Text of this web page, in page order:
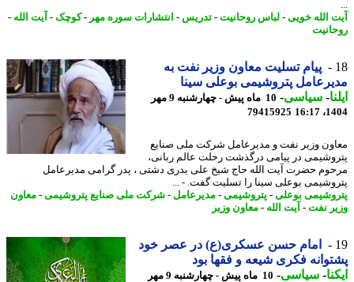
الله خویی-لباس روحانیت-تدریس -انتشارات سوره مهر-کوچک-آیت الله-
پیام تسلیت معاون وزیر نفت به
پتروشیمی بوعلی سینا
-سیاسی-
10 ماه پیش - چهارشنبه 9 مهر
79415925
وزیر نفت و مدیرعامل شرکت ملی صنایع
در پیامی درگذشت رحلت عالم ربانی،
حضرت آیت الله حاج شیخ علی بدری دشتی ، پدر گرامی مدیرعامل
بوعلی سینا را تسلیت گفت. - ...
بوعلی-پتروشیمی-مدیرعامل-شرکت ملی صنایع پتروشیمی-معاون
نفت -آیت الله-معاون وزیر
امام حسن عسکری(ع) در عصر خود
فکری شیعه و فقها بود
-سیاسی-
10 ماه پیش - چهارشنبه 9 مهر